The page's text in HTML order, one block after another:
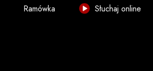
Ramówka Słuchaj online